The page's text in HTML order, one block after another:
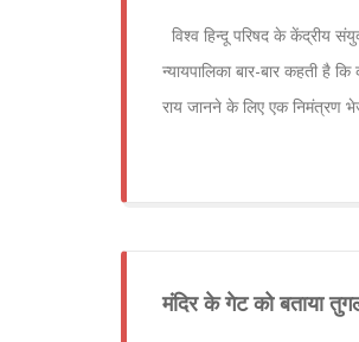
विश्व हिन्दू परिषद के केंद्रीय
न्यायपालिका बार-बार कहती है
राय जानने के लिए एक निमंत्रण
मंदिर के गेट को बताया